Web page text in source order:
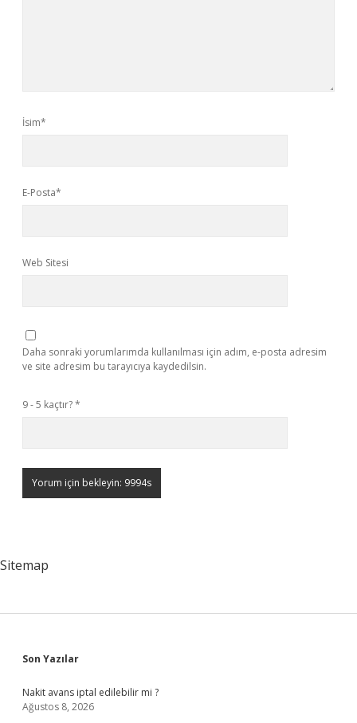
İsim*
E-Posta*
Web Sitesi
Daha sonraki yorumlarımda kullanılması için adım, e-posta adresim
ve site adresim bu tarayıcıya kaydedilsin.
9 - 5 kaçtır?*
Sitemap
Sidebar
Son Yazılar
Nakit avans iptal edilebilir mi ?
Ağustos 8, 2026